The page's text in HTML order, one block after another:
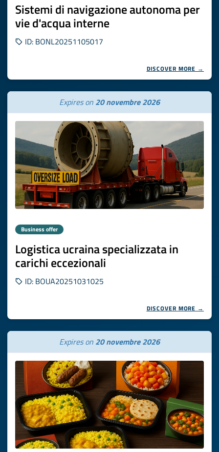
Sistemi di navigazione autonoma per
vie d'acqua interne
ID: BONL20251105017
DISCOVER MORE →
Expires on 20 novembre 2026
Business offer
Logistica ucraina specializzata in
carichi eccezionali
ID: BOUA20251031025
DISCOVER MORE →
Expires on 20 novembre 2026